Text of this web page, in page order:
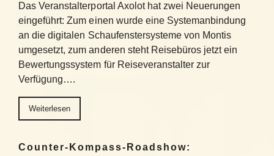
Das Veranstalterportal Axolot hat zwei Neuerungen
eingeführt: Zum einen wurde eine Systemanbindung
an die digitalen Schaufenstersysteme von Montis
umgesetzt, zum anderen steht Reisebüros jetzt ein
Bewertungssystem für Reiseveranstalter zur
Verfügung….
Weiterlesen
Counter-Kompass-Roadshow: